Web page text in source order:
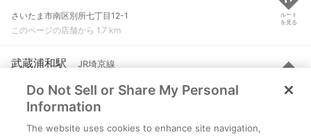
さいたま市南区別所七丁目12-1
このページの店舗から 1.7 km
ルート
を見る
武蔵浦和駅 JR埼京線
さいたま市南区別所七丁目12-1
このページの店舗から 1.8 km
ルート
を見る
Do Not Sell or Share My Personal
Information
The website uses cookies to enhance site navigation,